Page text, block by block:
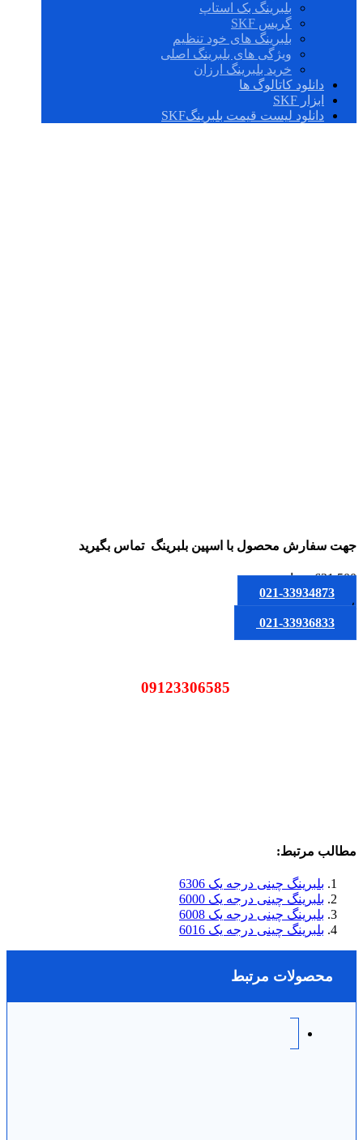
بلبرینگ بک استاپ
گریس SKF
بلبرینگ های خود تنظیم
ویژگی های بلبرینگ اصلی
خرید بلبرینگ ارزان
دانلود کاتالوگ ها
ابزار SKF
دانلود لیست قیمت بلبرینگSKF
جهت سفارش محصول با اسپین بلبرینگ تماس بگیرید
621,500 تومان
021-33934873
یا
021-33936833
مطالب مرتبط:
بلبرینگ چینی درجه یک 6306
بلبرینگ چینی درجه یک 6000
بلبرینگ چینی درجه یک 6008
بلبرینگ چینی درجه یک 6016
محصولات مرتبط